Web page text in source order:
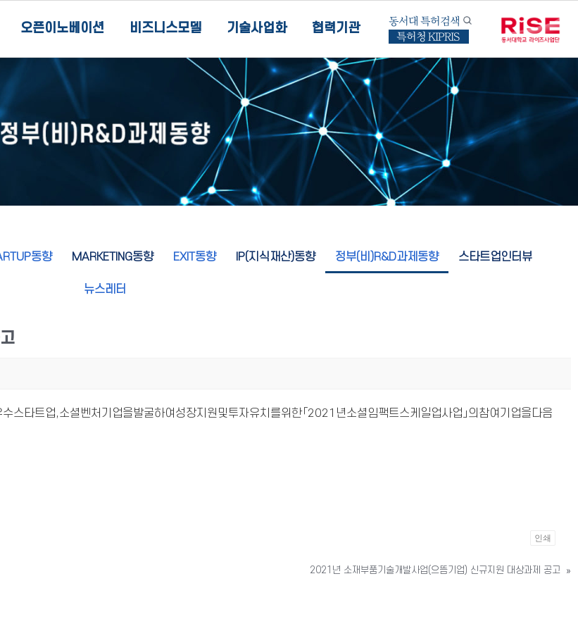
오픈이노베이션 비즈니스모델 기술사업화 협력기관
동서대 특허검색
특허청 KIPRIS
동향 MARKETING동향 EXIT동향 IP(지식재산)동향 정부(비)R&D과제동향 스타트업인터뷰
뉴스레터
스타트업,소셜벤처기업을발굴하여성장지원및투자유치를위한「2021년소셜임팩트스케일업사업」의참여기업을다음
인쇄
2021년 소재부품기술개발사업(으뜸기업) 신규지원 대상과제 공고 »